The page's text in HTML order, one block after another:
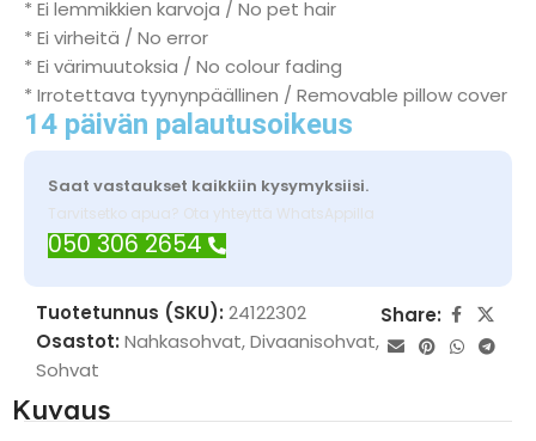
* Ei lemmikkien karvoja / No pet hair
* Ei virheitä / No error
* Ei värimuutoksia / No colour fading
* Irrotettava tyynynpäällinen / Removable pillow cover
14 päivän palautusoikeus
Saat vastaukset kaikkiin kysymyksiisi.
Tarvitsetko apua? Ota yhteyttä WhatsAppilla
050 306 2654
Tuotetunnus (SKU): 24122302
Osastot: Nahkasohvat,Divaanisohvat,
Sohvat
Share:
Kuvaus